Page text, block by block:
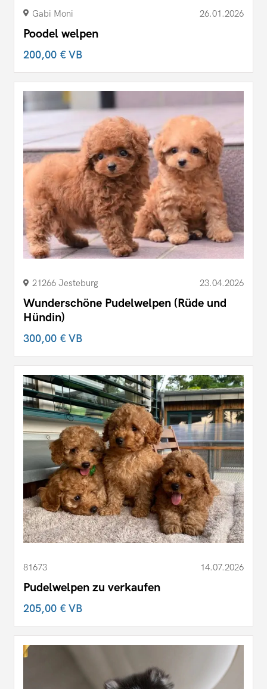
Gabi Moni 26.01.2026
Poodel welpen
200,00 €VB
21266 Jesteburg 23.04.2026
Wunderschöne Pudelwelpen (Rüde und
Hündin)
300,00 €VB
81673 14.07.2026
Pudelwelpen zu verkaufen
205,00 €VB